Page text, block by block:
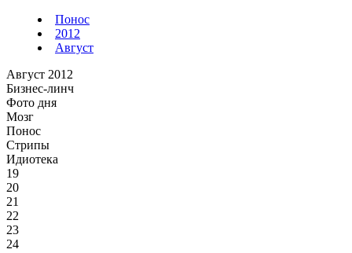
Понос
2012
Август
Август 2012
Бизнес-линч
Фото дня
Мозг
Понос
Стрипы
Идиотека
19
20
21
22
23
24